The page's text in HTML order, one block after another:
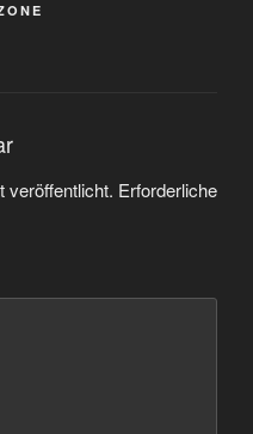
veröffentlicht. Erforderliche